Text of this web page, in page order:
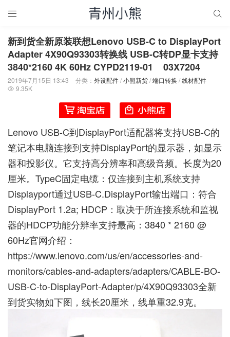
 
新到货全新原装联想Lenovo USB-C to DisplayPort
Adapter 4X90Q93303转换线 USB-C转DP显卡支持
3840*2160 4K 60Hz CYPD2119-01 03X7204
2019年7月15日 13:43 分类： 外设配件/小熊新货/端口转换 /线材配件
 9.35K
Lenovo USB-C到DisplayPort适配器将支持USB-C的
笔记本电脑连接到支持DisplayPort的显示器，如显示
器和投影仪。它支持高分辨率和高级音频。长度为20
厘米。TypeC固定电缆：仅连接到主机系统支持
Displayport通过USB-C.DisplayPort输出端口：符合
DisplayPort 1.2a; HDCP：取决于所连接系统和监视
器的HDCP功能分辨率支持最高：3840 * 2160 @
60Hz官网介绍：
https://www.lenovo.com/us/en/accessories-and-
monitors/cables-and-adapters/adapters/CABLE-BO-
USB-C-to-DisplayPort-Adapter/p/4X90Q93303全新
到货实物如下图，线长20厘米，线单重32.9克。